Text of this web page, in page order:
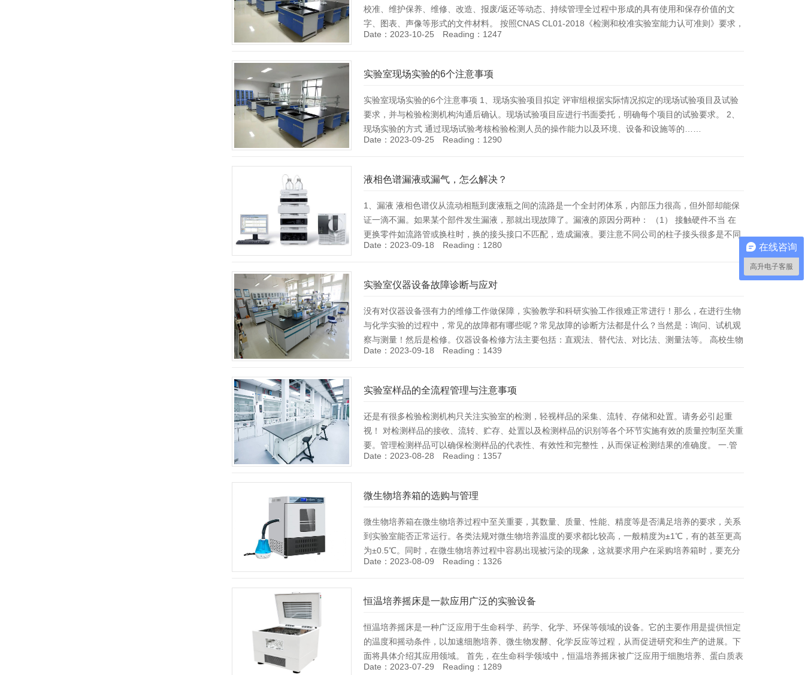
校准、维护保养、维修、改造、报废/返还等动态、持续管理全过程中形成的具有使用和保存价值的文
字、图表、声像等形式的文件材料。 按照CNAS CL01-2018《检测和校准实验室能力认可准则》要求，
实验室应保存对实验室……
Date：2023-10-25 Reading：1247
实验室现场实验的6个注意事项
实验室现场实验的6个注意事项 1、现场实验项目拟定 评审组根据实际情况拟定的现场试验项目及试验
要求，并与检验检测机构沟通后确认。现场试验项目应进行书面委托，明确每个项目的试验要求。 2、
现场实验的方式 通过现场试验考核检验检测人员的操作能力以及环境、设备和设施等的……
Date：2023-09-25 Reading：1290
液相色谱漏液或漏气，怎么解决？
1、漏液 液相色谱仪从流动相瓶到废液瓶之间的流路是一个全封闭体系，内部压力很高，但外部却能保
证一滴不漏。如果某个部件发生漏液，那就出现故障了。漏液的原因分两种： （1） 接触硬件不当 在
更换零件如流路管或换柱时，换的接头接口不匹配，造成漏液。要注意不同公司的柱子接头很多是不同
的……
Date：2023-09-18 Reading：1280
实验室仪器设备故障诊断与应对
没有对仪器设备强有力的维修工作做保障，实验教学和科研实验工作很难正常进行！那么，在进行生物
与化学实验的过程中，常见的故障都有哪些呢？常见故障的诊断方法都是什么？当然是：询问、试机观
察与测量！然后是检修。仪器设备检修方法主要包括：直观法、替代法、对比法、测量法等。 高校生物
与化学实验……
Date：2023-09-18 Reading：1439
实验室样品的全流程管理与注意事项
还是有很多检验检测机构只关注实验室的检测，轻视样品的采集、流转、存储和处置。请务必引起重
视！ 对检测样品的接收、流转、贮存、处置以及检测样品的识别等各个环节实施有效的质量控制至关重
要。管理检测样品可以确保检测样品的代表性、有效性和完整性，从而保证检测结果的准确度。 一.管
理检测样品需做到这8个方面 ……
Date：2023-08-28 Reading：1357
微生物培养箱的选购与管理
微生物培养箱在微生物培养过程中至关重要，其数量、质量、性能、精度等是否满足培养的要求，关系
到实验室能否正常运行。各类法规对微生物培养温度的要求都比较高，一般精度为±1℃，有的甚至更高
为±0.5℃。同时，在微生物培养过程中容易出现被污染的现象，这就要求用户在采购培养箱时，要充分
了解其质量、性能、精度等，才能选购到最合适的……
Date：2023-08-09 Reading：1326
恒温培养摇床是一款应用广泛的实验设备
恒温培养摇床是一种广泛应用于生命科学、药学、化学、环保等领域的设备。它的主要作用是提供恒定
的温度和摇动条件，以加速细胞培养、微生物发酵、化学反应等过程，从而促进研究和生产的进展。下
面将具体介绍其应用领域。 首先，在生命科学领域中，恒温培养摇床被广泛应用于细胞培养、蛋白质表
达及纯化、DNA/RNA扩增、酶反……
Date：2023-07-29 Reading：1289
在线咨询
高升电子客服